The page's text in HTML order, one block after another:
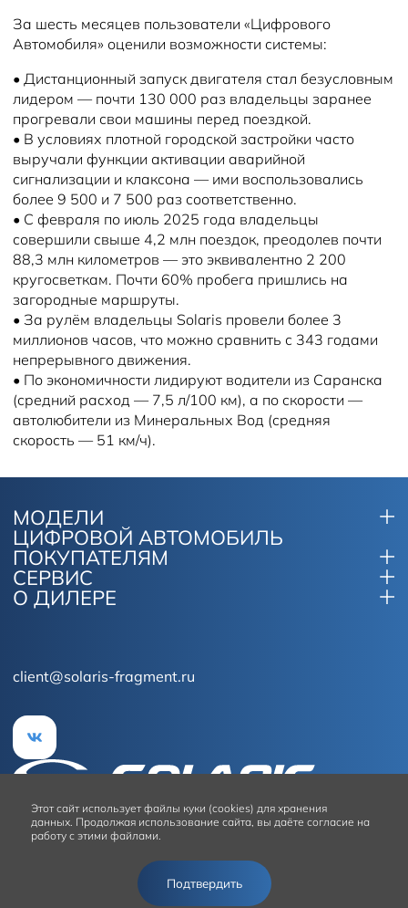
За шесть месяцев пользователи «Цифрового
Автомобиля» оценили возможности системы:
• Дистанционный запуск двигателя стал безусловным
лидером — почти 130 000 раз владельцы заранее
прогревали свои машины перед поездкой.
• В условиях плотной городской застройки часто
выручали функции активации аварийной
сигнализации и клаксона — ими воспользовались
более 9 500 и 7 500 раз соответственно.
• С февраля по июль 2025 года владельцы
совершили свыше 4,2 млн поездок, преодолев почти
88,3 млн километров — это эквивалентно 2 200
кругосветкам. Почти 60% пробега пришлись на
загородные маршруты.
• За рулём владельцы Solaris провели более 3
миллионов часов, что можно сравнить с 343 годами
непрерывного движения.
• По экономичности лидируют водители из Саранска
(средний расход — 7,5 л/100 км), а по скорости —
автолюбители из Минеральных Вод (средняя
скорость — 51 км/ч).
МОДЕЛИ
ЦИФРОВОЙ АВТОМОБИЛЬ
ПОКУПАТЕЛЯМ
СЕРВИС
О ДИЛЕРЕ
client@solaris-fragment.ru
Условия использования сайта
Этот сайт использует файлы куки (cookies) для хранения
данных. Продолжая использование сайта, вы даёте согласие на
работу с этими файлами.
Подтвердить